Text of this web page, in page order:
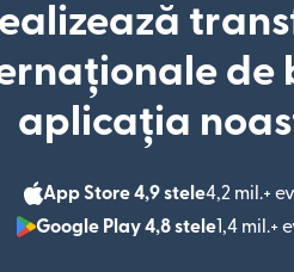
de
aplicația
App Store 4,9 stele4,2 mil.+
Google Play 4,8 stele1,4 mil.+